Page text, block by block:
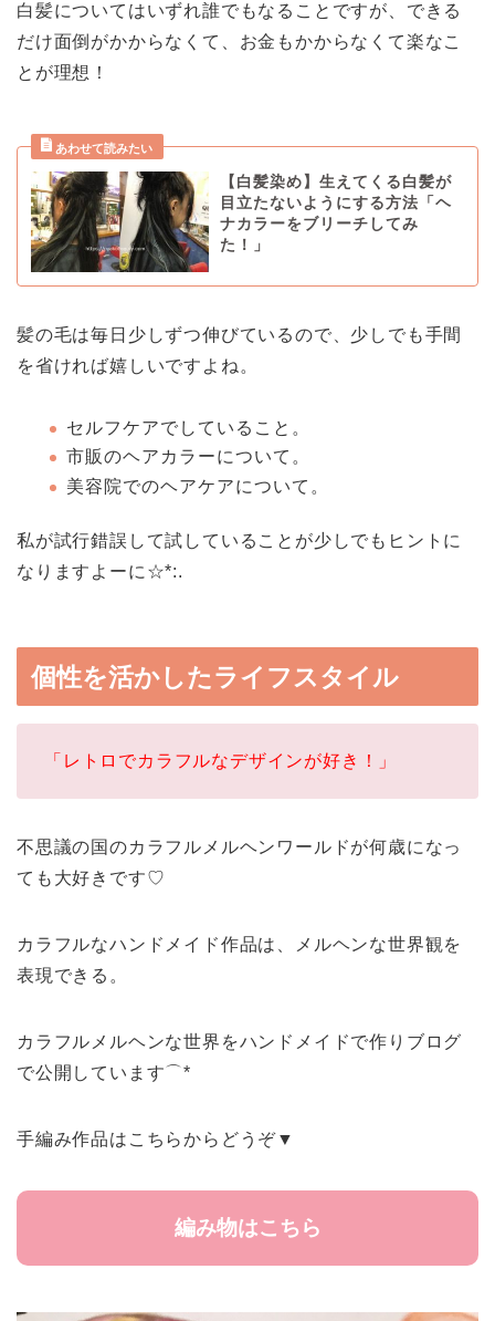
白髪についてはいずれ誰でもなることですが、できる
だけ面倒がかからなくて、お金もかからなくて楽なこ
とが理想！
【白髪染め】生えてくる白髪が
目立たないようにする方法「ヘ
ナカラーをブリーチしてみ
た！」
髪の毛は毎日少しずつ伸びているので、少しでも手間
を省ければ嬉しいですよね。
セルフケアでしていること。
市販のヘアカラーについて。
美容院でのヘアケアについて。
私が試行錯誤して試していることが少しでもヒントに
なりますよーに☆*:.
個性を活かしたライフスタイル
「レトロでカラフルなデザインが好き！」
不思議の国のカラフルメルヘンワールドが何歳になっ
ても大好きです♡
カラフルなハンドメイド作品は、メルヘンな世界観を
表現できる。
カラフルメルヘンな世界をハンドメイドで作りブログ
で公開しています⌒*
手編み作品はこちらからどうぞ▼
編み物はこちら